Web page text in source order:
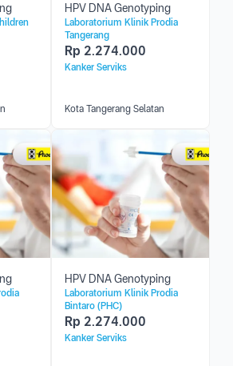
HPV DNA Genotyping
Laboratorium Klinik Prodia
Tangerang
Rp 2.274.000
Kanker Serviks
Kota Tangerang Selatan
HPV DNA Genotyping
Laboratorium Klinik Prodia
Bintaro (PHC)
Rp 2.274.000
Kanker Serviks